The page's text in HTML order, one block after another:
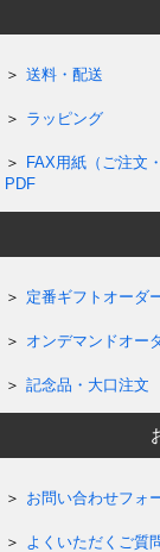
送料・配送
ラッピング
FAX用紙（ご注文
PDF
定番ギフトオーダ
オンデマンドオー
記念品・大口注文
お問い合わせフォ
よくいただくご質